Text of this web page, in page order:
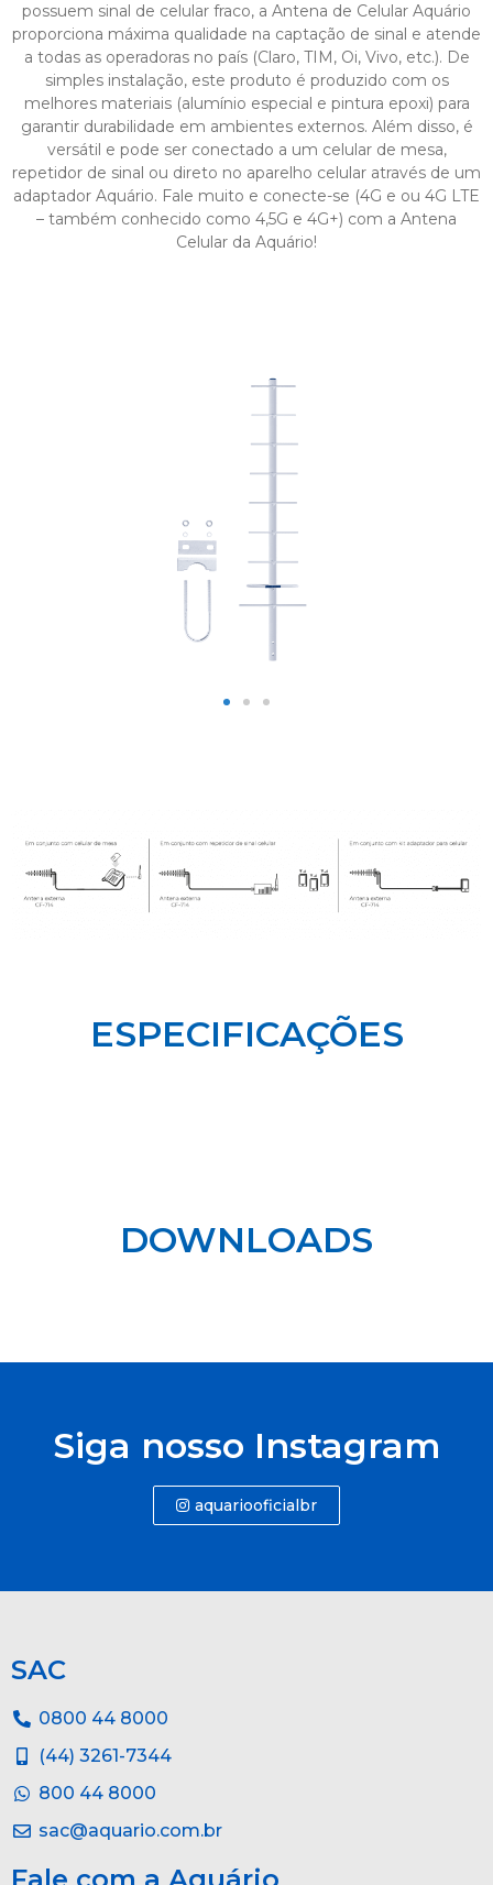
possuem sinal de celular fraco, a Antena de Celular Aquário
proporciona máxima qualidade na captação de sinal e atende
a todas as operadoras no país (Claro, TIM, Oi, Vivo, etc.). De
simples instalação, este produto é produzido com os
melhores materiais (alumínio especial e pintura epoxi) para
garantir durabilidade em ambientes externos. Além disso, é
versátil e pode ser conectado a um celular de mesa,
repetidor de sinal ou direto no aparelho celular através de um
adaptador Aquário. Fale muito e conecte-se (4G e ou 4G LTE
– também conhecido como 4,5G e 4G+) com a Antena
Celular da Aquário!
ESPECIFICAÇÕES
DOWNLOADS
Siga nosso Instagram
aquariooficialbr
SAC
0800 44 8000
(44) 3261-7344
800 44 8000
sac@aquario.com.br